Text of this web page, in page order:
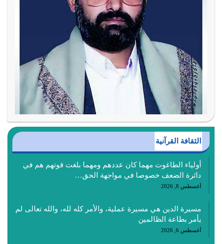
الثقافة القرآنية
أولياء الطاغوت مهما كان عددهم ومهما بلغت قوتهم هم في
دائرة الضعف خصوصا في مواجهة الحق…
أغسطس 8, 2026
مسيرة الدين هي مسيرة عملية، والأمر كله لله، والله تعالى لم
يأمر بطاعة الظالمين
أغسطس 6, 2026